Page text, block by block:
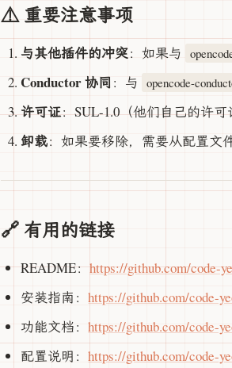
⚠️ 重要注意事项
与其他插件的冲突：如果与
Conductor 协同 ：与 opencode-
许可证：SUL-1.0（他们自己的许
卸载：如果要移除，需要从配置文
🔗 有用的链接
README：https://github.com/code-
安装指南：https://github.com/code-
功能文档：https://github.com/code-
配置说明：https://github.com/code-